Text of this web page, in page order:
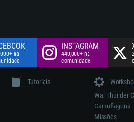
na
INSTAGRAM
440,000+ na
comunidade
Tutoriais
War Thunder
Camuflagens
Missões